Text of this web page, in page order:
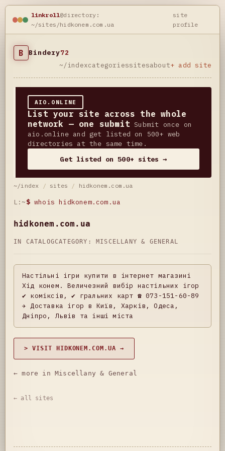
linkroll@directory:
~/sites/hidkonem.com.ua
site
profile
B Bindery72
~/indexcategoriessitesabout+ add site
AIO.ONLINE
List your site across the whole
network — one submit Submit once on
aio.online and get listed on 500+ web
directories at the same time.
Get listed on 500+ sites →
~/index / sites / hidkonem.com.ua
L:~$ whois hidkonem.com.ua
hidkonem.com.ua
IN CATALOGCATEGORY: MISCELLANY & GENERAL
Настільні ігри купити в інтернет магазині
Хід конем. Величезний вибір настільних ігор
✔️ коміксів, ✔️ гральних карт ☎️ 073-151-60-89
✈️ Доставка ігор в Київ, Харків, Одеса,
Дніпро, Львів та інші міста
> VISIT HIDKONEM.COM.UA →
← more in Miscellany & General
← all sites